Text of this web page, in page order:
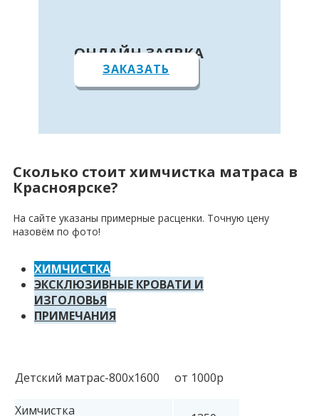
ОНЛАЙН ЗАЯВКА
ЗАКАЗАТЬ
Сколько стоит химчистка матраса в
Красноярске?
На сайте указаны примерные расценки. Точную цену
назовём по фото!
ХИМЧИСТКА
ЭКСКЛЮЗИВНЫЕ КРОВАТИ И
ИЗГОЛОВЬЯ
ПРИМЕЧАНИЯ
Детский матрас-800х1600 от 1000р
Химчистка